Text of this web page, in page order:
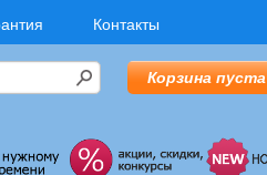
Контакты
Корзина пуста